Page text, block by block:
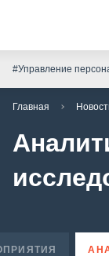
#Управление
Главная